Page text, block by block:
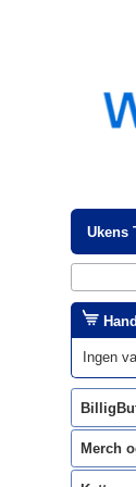
Ukens
Ingen
Merch